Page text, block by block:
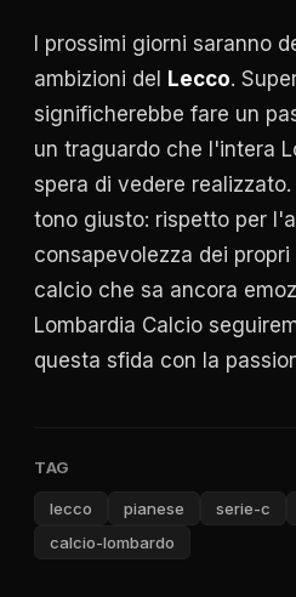
I prossimi giorni saranno
ambizioni del
Lecco.
significherebbe fare un
un traguardo che l'intera
spera di vedere realizzato.
tono giusto: rispetto per
consapevolezza dei
calcio che sa ancora
Lombardia Calcio
questa sfida con la
TAG
lecco pianese serie-c
calcio-lombardo